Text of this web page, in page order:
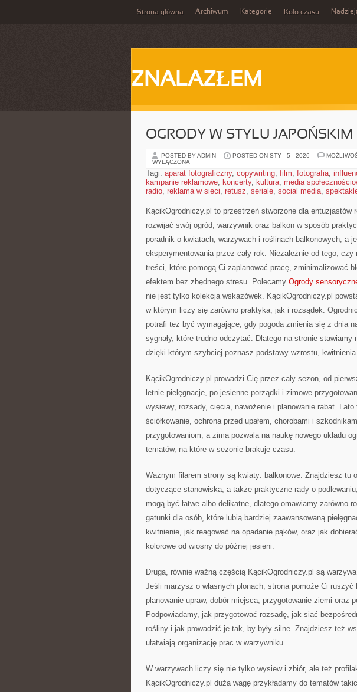
Strona główna Archiwum Kategorie Koło czasu
ZNALAZŁEM
OGRODY W STYLU JAPOŃSKIM
POSTED BY ADMIN POSTED ON STY - 5 - 2026
WYŁĄCZONA
Tagi: aparat fotograficzny, copywriting, film, fotografia,
kampanie reklamowe, koncerty, kultura, media
radio, reklama w sieci, retusz, seriale, social media,
KącikOgrodniczy.pl to przestrzeń stworzone dla entuzjastów
rozwijać swój ogród, warzywnik oraz balkon w sposób
poradnik o kwiatach, warzywach i roślinach balkonowych, a
eksperymentowania przez cały rok. Niezależnie od tego,
treści, które pomogą Ci zaplanować pracę, zminimalizować
efektem bez zbędnego stresu. Polecamy Ogrody
nie jest tylko kolekcja wskazówek. KącikOgrodniczy.pl
w którym liczy się zarówno praktyka, jak i rozsądek.
potrafi też być wymagające, gdy pogoda zmienia się z dnia
sygnały, które trudno odczytać. Dlatego na stronie stawiamy
dzięki którym szybciej poznasz podstawy wzrostu, kwitnienia
KącikOgrodniczy.pl prowadzi Cię przez cały sezon, od
letnie pielęgnacje, po jesienne porządki i zimowe
wysiewy, rozsady, cięcia, nawożenie i planowanie rabat. Lato
ściółkowanie, ochrona przed upałem, chorobami i
przygotowaniom, a zima pozwala na naukę nowego układu
tematów, na które w sezonie brakuje czasu.
Ważnym filarem strony są kwiaty: balkonowe. Znajdziesz tu
dotyczące stanowiska, a także praktyczne rady o
mogą być łatwe albo delikatne, dlatego omawiamy zarówno
gatunki dla osób, które lubią bardziej zaawansowaną
kwitnienie, jak reagować na opadanie pąków, oraz jak
kolorowe od wiosny do późnej jesieni.
Drugą, równie ważną częścią KącikOgrodniczy.pl są
Jeśli marzysz o własnych plonach, strona pomoże Ci
planowanie upraw, dobór miejsca, przygotowanie ziemi oraz
Podpowiadamy, jak przygotować rozsadę, jak siać
rośliny i jak prowadzić je tak, by były silne. Znajdziesz też
ułatwiają organizację prac w warzywniku.
W warzywach liczy się nie tylko wysiew i zbiór, ale też
KącikOgrodniczy.pl dużą wagę przykładamy do tematów